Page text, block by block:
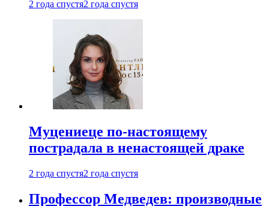
2 года спустя2 года спустя
Муцениеце по-настоящему
пострадала в ненастоящей драке
2 года спустя2 года спустя
Профессор Медведев: производные